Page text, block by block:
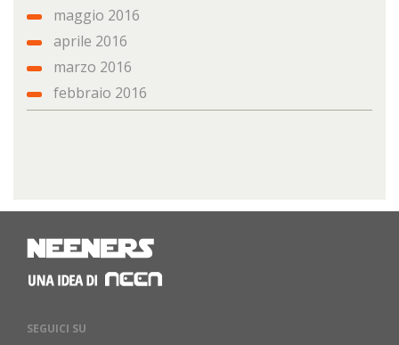
maggio 2016
aprile 2016
marzo 2016
febbraio 2016
SEGUICI SU